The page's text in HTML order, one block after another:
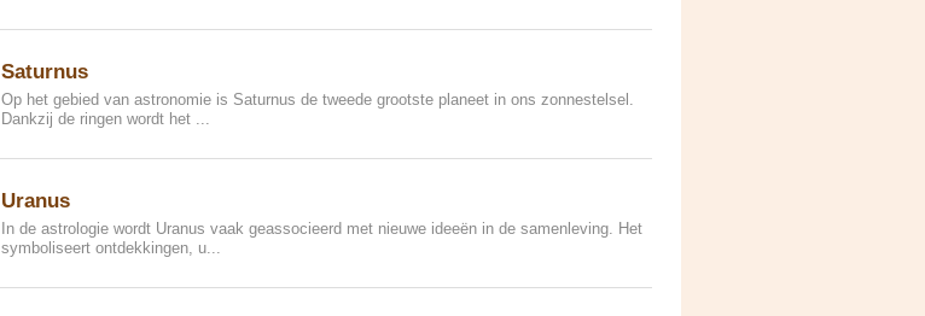
Saturnus
Op het gebied van astronomie is Saturnus de tweede grootste planeet in ons zonnestelsel.
Dankzij de ringen wordt het ...
Uranus
In de astrologie wordt Uranus vaak geassocieerd met nieuwe ideeën in de samenleving. Het
symboliseert ontdekkingen, u...